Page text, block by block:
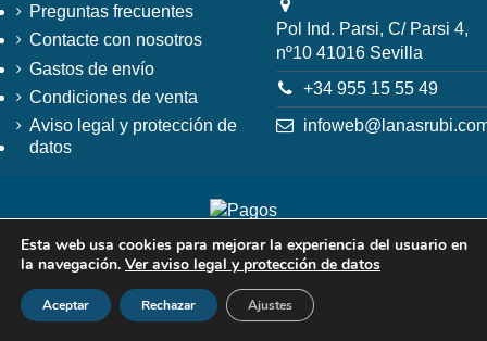
Preguntas frecuentes
Contacte con nosotros
Gastos de envío
Condiciones de venta
Aviso legal y protección de
datos
Pol Ind. Parsi, C/ Parsi 4,
nº10 41016 Sevilla
+34 955 15 55 49
Esta web usa cookies para mejorar la experiencia del usuario en
la navegación. Ver aviso legal y protección de datos
Aceptar Rechazar Ajustes